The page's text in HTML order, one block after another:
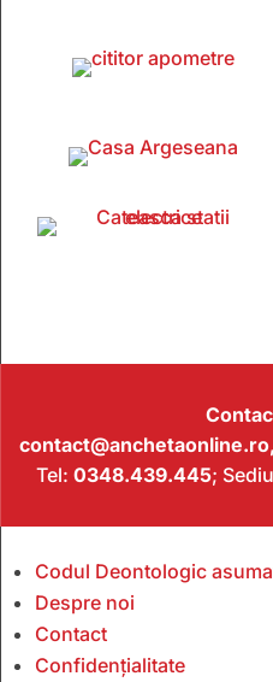
contact@anchetaonline.ro,
Tel: 0348.439.445;
Codul Deontologic
Despre noi
Contact
Confidențialitate